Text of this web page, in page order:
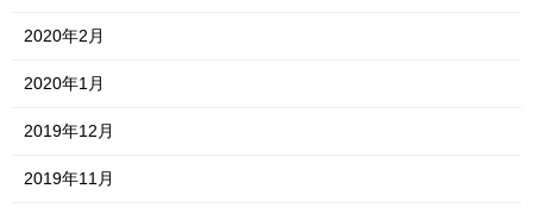
2020年2月
2020年1月
2019年12月
2019年11月